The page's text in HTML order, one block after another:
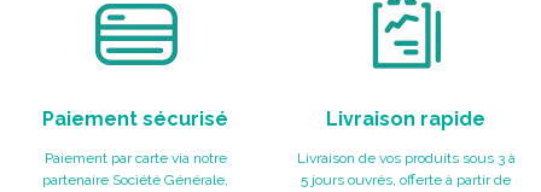
Paiement sécurisé
Paiement par carte via notre
partenaire Société Générale,
Livraison rapide
Livraison de vos produits sous 3 à
5 jours ouvrés, offerte à partir de